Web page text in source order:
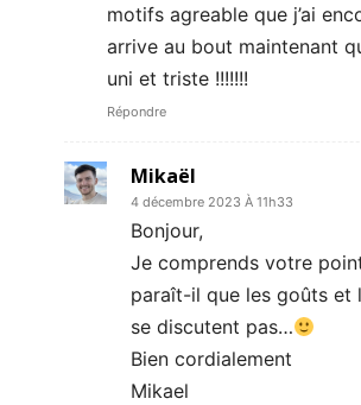
motifs agreable que j’ai
arrive au bout maintenant
uni et triste !!!!!!!
Répondre
Mikaël
4 décembre 2023 À 11h33
Bonjour,
Je comprends votre
paraît-il que les goûts et
se discutent pas…
Bien cordialement
Mikael